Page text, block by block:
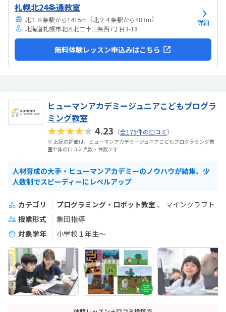
札幌北24条通教室
北１８条駅から1415m （北２４条駅から483m）
北海道札幌市北区北二十三条西7丁目3-18
詳細
無料体験レッスン申込みはこちら
ヒューマンアカデミージュニアこどもプログラ
ミング教室
★★★★★4.23 （全175件の口コミ）
※ 上記の評価は、ヒューマンアカデミージュニアこどもプログラミング教
室全体の口コミ点数・件数です
人材育成の大手・ヒューマンアカデミーのノウハウが結集、少
人数制でスピーディーにレベルアップ
カテゴリ プログラミング・ロボット教室
マインクラフト
授業形式
集団指導
対象学年
小学校１年生〜